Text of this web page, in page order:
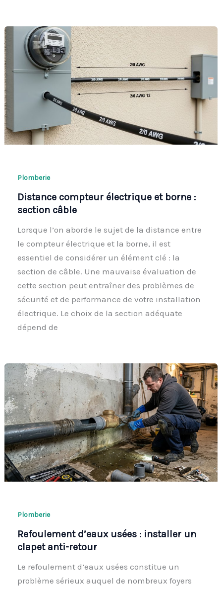
Plomberie
Distance compteur électrique et borne :
section câble
Lorsque l’on aborde le sujet de la distance entre
le compteur électrique et la borne, il est
essentiel de considérer un élément clé : la
section de câble. Une mauvaise évaluation de
cette section peut entraîner des problèmes de
sécurité et de performance de votre installation
électrique. Le choix de la section adéquate
dépend de
Plomberie
Refoulement d’eaux usées : installer un
clapet anti-retour
Le refoulement d’eaux usées constitue un
problème sérieux auquel de nombreux foyers